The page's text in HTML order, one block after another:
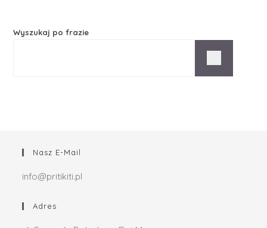
Wyszukaj po frazie
Nasz E-Mail
info@pritikiti.pl
Adres